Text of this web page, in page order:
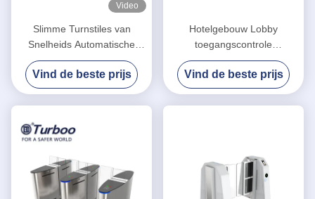
Video
Slimme Turnstiles van
Snelheids Automatische
Systemen, de Poort
Voetcontrole van de
Klepbarrière
Vind de beste prijs
Hotelgebouw Lobby
toegangscontrole
voetgangersschuifpoort
LA6218
Vind de beste prijs